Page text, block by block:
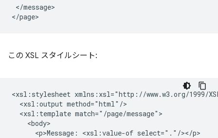
</message>
この XSL スタイルシート:
<xsl:stylesheet
<xsl:output
<xsl:template
<p>Message:
<xsl:value-of